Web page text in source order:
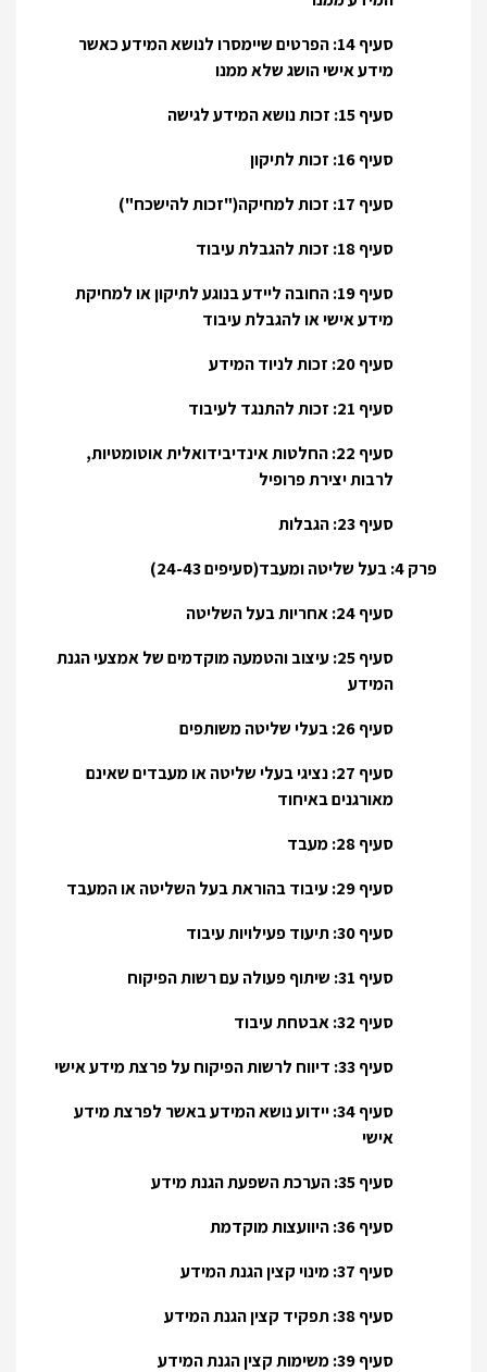
סעיף 14: הפרטים שיימסרו לנושא המידע כאשר
מידע אישי הושג שלא ממנו
סעיף 15: זכות נושא המידע לגישה
סעיף 16: זכות לתיקון
סעיף 17: זכות למחיקה("זכות להישכח")
סעיף 18: זכות להגבלת עיבוד
סעיף 19: החובה ליידע בנוגע לתיקון או למחיקת
מידע אישי או להגבלת עיבוד
סעיף 20: זכות לניוד המידע
סעיף 21: זכות להתנגד לעיבוד
סעיף 22: החלטות אינדיבידואלית אוטומטיות,
לרבות יצירת פרופיל
סעיף 23: הגבלות
פרק 4: בעל שליטה ומעבד(סעיפים 24-43)
סעיף 24: אחריות בעל השליטה
סעיף 25: עיצוב והטמעה מוקדמים של אמצעי הגנת
המידע
סעיף 26: בעלי שליטה משותפים
סעיף 27: נציגי בעלי שליטה או מעבדים שאינם
מאורגנים באיחוד
סעיף 28: מעבד
סעיף 29: עיבוד בהוראת בעל השליטה או המעבד
סעיף 30: תיעוד פעילויות עיבוד
סעיף 31: שיתוף פעולה עם רשות הפיקוח
סעיף 32: אבטחת עיבוד
סעיף 33: דיווח לרשות הפיקוח על פרצת מידע אישי
סעיף 34: יידוע נושא המידע באשר לפרצת מידע
אישי
סעיף 35: הערכת השפעת הגנת מידע
סעיף 36: היוועצות מוקדמת
סעיף 37: מינוי קצין הגנת המידע
סעיף 38: תפקיד קצין הגנת המידע
סעיף 39: משימות קצין הגנת המידע